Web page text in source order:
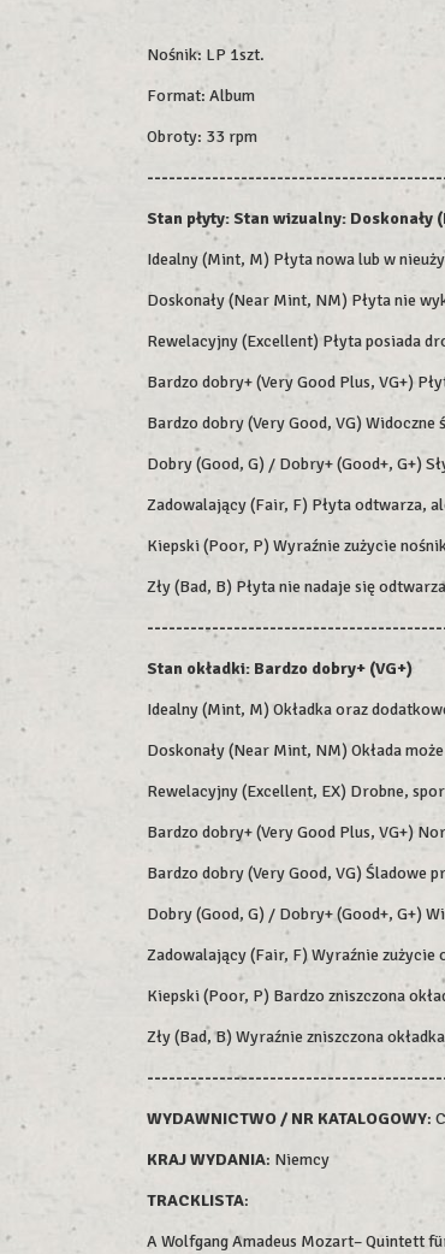
Nośnik: LP 1szt.
Format: Album
Obroty: 33 rpm
Stan płyty: Stan wizualny:
Idealny (Mint, M) Płyta nowa lub w
Doskonały (Near Mint, NM) Płyta nie
Rewelacyjny (Excellent) Płyta posiada
Bardzo dobry+ (Very Good Plus, VG+)
Bardzo dobry (Very Good, VG)
Dobry (Good, G) / Dobry+ (Good+, G+)
Zadowalający (Fair, F) Płyta odtwarza,
Kiepski (Poor, P) Wyraźnie zużycie
Zły (Bad, B) Płyta nie nadaje się
Stan okładki: Bardzo dobry+ (VG+)
Idealny (Mint, M) Okładka oraz
Doskonały (Near Mint, NM) Okłada
Rewelacyjny (Excellent, EX) Drobne,
Bardzo dobry+ (Very Good Plus, VG+)
Bardzo dobry (Very Good, VG) Śladowe
Dobry (Good, G) / Dobry+ (Good+, G+)
Zadowalający (Fair, F) Wyraźnie
Kiepski (Poor, P) Bardzo zniszczona
Zły (Bad, B) Wyraźnie zniszczona
WYDAWNICTWO / NR KATALOGOWY:
KRAJ WYDANIA: Niemcy
TRACKLISTA:
A Wolfgang Amadeus Mozart– Quintett